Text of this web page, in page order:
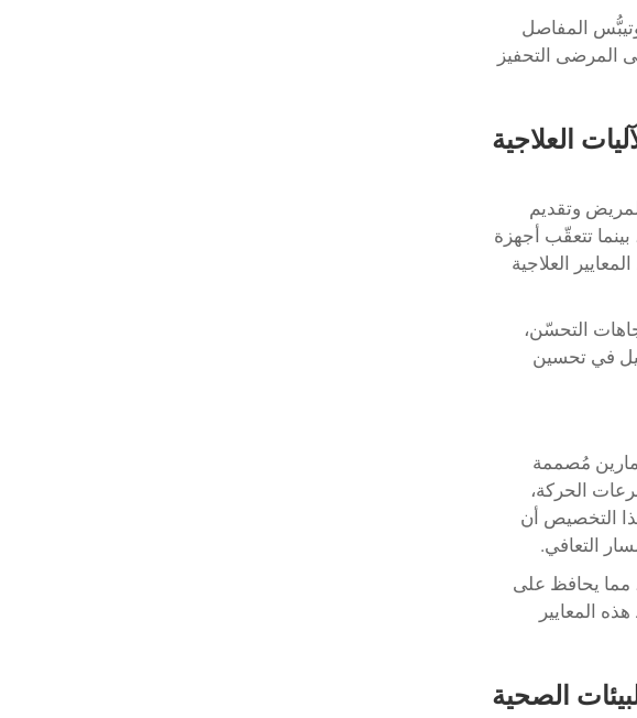
المفاصل
المرضى التحفيز
العلاجية
وتقديم
تتعقّب أجهزة
العلاجية
التحسّن،
في تحسين
مُصممة
الحركة،
التخصيص أن
التعافي.
مما يحافظ على
المعايير
الصحية